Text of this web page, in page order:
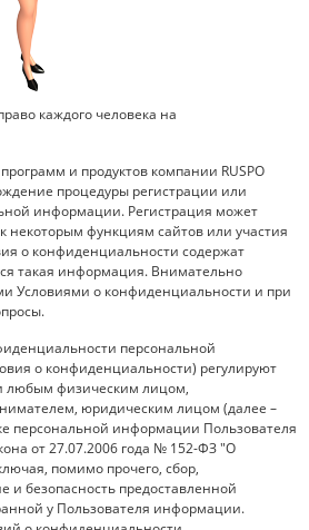
каждого человека на
и продуктов компании RUSPO
процедуры регистрации или
информации. Регистрация может
некоторым функциям сайтов или участия
о конфиденциальности содержат
такая информация. Внимательно
Условиями о конфиденциальности и при
персональной
о конфиденциальности) регулируют
любым физическим лицом,
юридическим лицом (далее –
персональной информации Пользователя
от 27.07.2006 года № 152-ФЗ "О
помимо прочего, сбор,
и безопасность предоставленной
у Пользователя информации.